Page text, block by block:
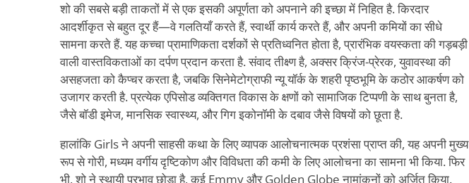
शो की सबसे बड़ी ताकतों में से एक इसकी अपूर्णता को अपनाने की इच्छा में निहित है. किरदार
आदर्शीकृत से बहुत दूर हैं—वे गलतियाँ करते हैं, स्वार्थी कार्य करते हैं, और अपनी कमियों का सीधे
सामना करते हैं. यह कच्चा प्रामाणिकता दर्शकों से प्रतिध्वनित होता है, प्रारंभिक वयस्कता की गड़बड़ी
वाली वास्तविकताओं का दर्पण प्रदान करता है. संवाद तीक्ष्ण है, अक्सर क्रिंज-प्रेरक, युवावस्था की
असहजता को कैप्चर करता है, जबकि सिनेमेटोग्राफी न्यू यॉर्क के शहरी पृष्ठभूमि के कठोर आकर्षण को
उजागर करती है. प्रत्येक एपिसोड व्यक्तिगत विकास के क्षणों को सामाजिक टिप्पणी के साथ बुनता है,
जैसे बॉडी इमेज, मानसिक स्वास्थ्य, और गिग इकोनॉमी के दबाव जैसे विषयों को छूता है.
हालांकि Girls ने अपनी साहसी कथा के लिए व्यापक आलोचनात्मक प्रशंसा प्राप्त की, यह अपनी मुख्य
रूप से गोरी, मध्यम वर्गीय दृष्टिकोण और विविधता की कमी के लिए आलोचना का सामना भी किया. फिर
भी, शो ने स्थायी प्रभाव छोड़ा है, कई Emmy और Golden Globe नामांकनों को अर्जित किया.